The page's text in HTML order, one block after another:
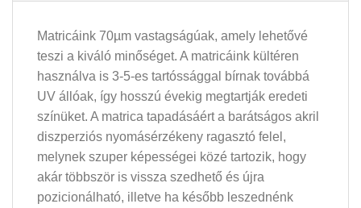
Matricáink 70µm vastagságúak, amely lehetővé
teszi a kiváló minőséget. A matricáink kültéren
használva is 3-5-es tartóssággal bírnak továbbá
UV állóak, így hosszú évekig megtartják eredeti
színüket. A matrica tapadásáért a barátságos akril
diszperziós nyomásérzékeny ragasztó felel,
melynek szuper képességei közé tartozik, hogy
akár többször is vissza szedhető és újra
pozicionálható, illetve ha később leszednénk